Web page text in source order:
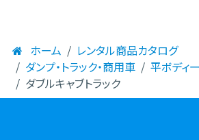
ホーム
レンタル商品カタログ
ダンプ・トラック・商用車
平ボディ
ダブルキャブトラック